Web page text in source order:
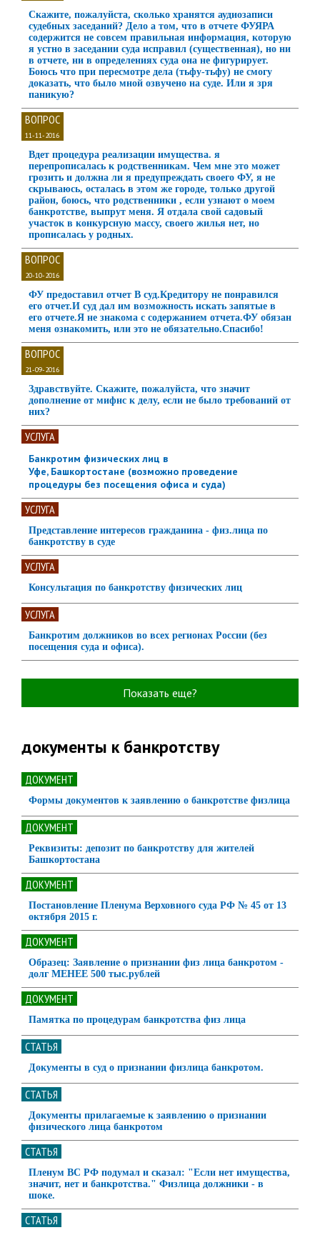
Скажите, пожалуйста, сколько хранятся аудиозаписи
судебных заседаний? Дело а том, что в отчете ФУЯРА
содержится не совсем правильная информация, которую
я устно в заседании суда исправил (существенная), но ни
в отчете, ни в определениях суда она не фигурирует.
Боюсь что при пересмотре дела (тьфу-тьфу) не смогу
доказать, что было мной озвучено на суде. Или я зря
паникую?
ВОПРОС
11-11-2016
Bдет процедура реализации имущества. я
перепрописалась к родственникам. Чем мне это может
грозить и должна ли я предупреждать своего ФУ, я не
скрываюсь, осталась в этом же городе, только другой
район, боюсь, что родственники , если узнают о моем
банкротстве, выпрут меня. Я отдала свой садовый
участок в конкурсную массу, своего жилья нет, но
прописалась у родных.
ВОПРОС
20-10-2016
ФУ предоставил отчет В суд.Кредитору не понравился
его отчет.И суд дал им возможность искать запятые в
его отчете.Я не знакома с содержанием отчета.ФУ обязан
меня ознакомить, или это не обязательно.Спасибо!
ВОПРОС
21-09-2016
Здравствуйте. Скажите, пожалуйста, что значит
дополнение от мифнс к делу, если не было требований от
них?
УСЛУГА
Банкротим физических лиц в
Уфе, Башкортостане (возможно проведение
процедуры без посещения офиса и суда)
УСЛУГА
Представление интересов гражданина - физ.лица по
банкротству в суде
УСЛУГА
Консультация по банкротству физических лиц
УСЛУГА
Банкротим должников во всех регионах России (без
посещения суда и офиса).
Показать еще?
документы к банкротству
ДОКУМЕНТ
Формы документов к заявлению о банкротстве физлица
ДОКУМЕНТ
Реквизиты: депозит по банкротству для жителей
Башкортостана
ДОКУМЕНТ
Постановление Пленума Верховного суда РФ № 45 от 13
октября 2015 г.
ДОКУМЕНТ
Образец: Заявление о признании физ лица банкротом -
долг МЕНЕЕ 500 тыс.рублей
ДОКУМЕНТ
Памятка по процедурам банкротства физ лица
СТАТЬЯ
Документы в суд о признании физлица банкротом.
СТАТЬЯ
Документы прилагаемые к заявлению о признании
физического лица банкротом
СТАТЬЯ
Пленум ВС РФ подумал и сказал: "Если нет имущества,
значит, нет и банкротства." Физлица должники - в
шоке.
СТАТЬЯ